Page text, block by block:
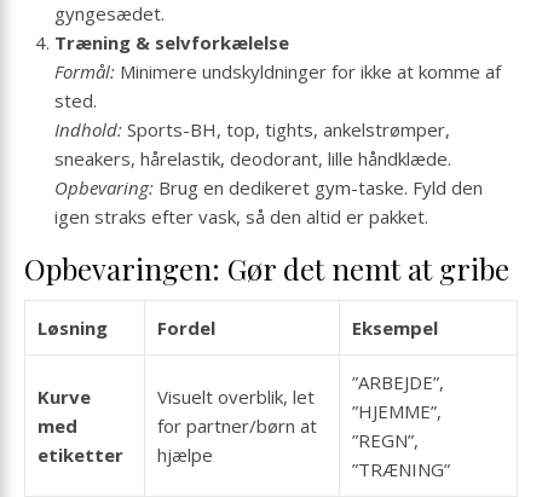
gyngesædet.
Træning & selvforkælelse
Formål: Minimere undskyldninger for ikke at komme af
sted.
Indhold: Sports-BH, top, tights, ankelstrømper,
sneakers, hårelastik, deodorant, lille håndklæde.
Opbevaring: Brug en dedikeret gym-taske. Fyld den
igen straks efter vask, så den altid er pakket.
Opbevaringen: Gør det nemt at gribe
Løsning Fordel Eksempel
Kurve
med
etiketter
Visuelt overblik, let
for partner/børn at
hjælpe
”ARBEJDE”,
”HJEMME”,
”REGN”,
”TRÆNING”